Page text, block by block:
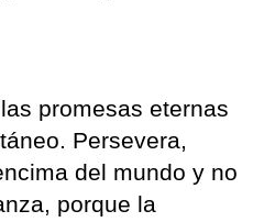
promesas eternas
Persevera,
del mundo y no
porque la